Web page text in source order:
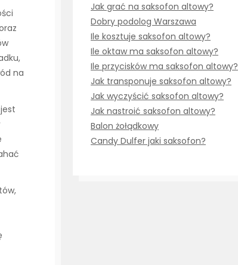
na
Jak grać na saksofon altowy?
Dobry podolog Warszawa
Ile kosztuje saksofon altowy?
Ile oktaw ma saksofon altowy?
Ile przycisków ma saksofon altowy?
Jak transponuje saksofon altowy?
Jak wyczyścić saksofon altowy?
Jak nastroić saksofon altowy?
Balon żołądkowy
Candy Dulfer jaki saksofon?